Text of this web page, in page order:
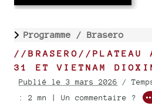
Programme / Brasero
//BRASERO//PLATEAU
31 ET VIETNAM
Publié le 3 mars 2026 /
: 2 mn | Un commentaire ?